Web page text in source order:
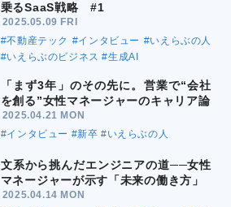
乗るSaaS戦略 #1
2025.05.09 FRI
#不動産テック #インタビュー #いえらぶの人
#いえらぶのビジネス #生成AI
「まず3年」のその先に。営業で“会社
を創る”女性マネージャーのキャリア論
2025.04.21 MON
#インタビュー #新卒 #いえらぶの人
文系から挑んだエンジニアの道──女性
マネージャーが示す「未来の働き方」
2025.04.14 MON